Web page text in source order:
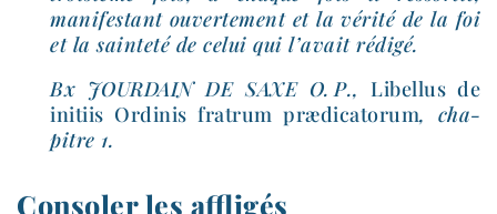
mani­fes­tant ouver­te­ment et la véri­té de la foi
et la sain­te­té de celui qui l’avait rédigé.
Bx JOURDAIN DE SAXE O. P.,Libellus de
ini­tiis Ordinis fra­trum præ­di­ca­to­rum, cha­
pitre 1.
Consoler les affligés